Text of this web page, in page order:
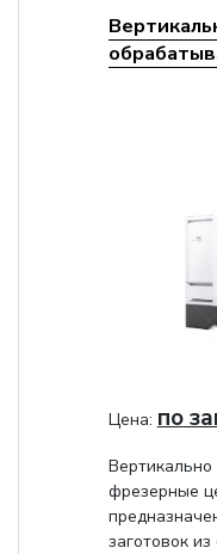
Цена: по
фрезерные
заготовок